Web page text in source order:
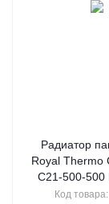
Радиатор
Royal Thermo
C21-500-500
Код